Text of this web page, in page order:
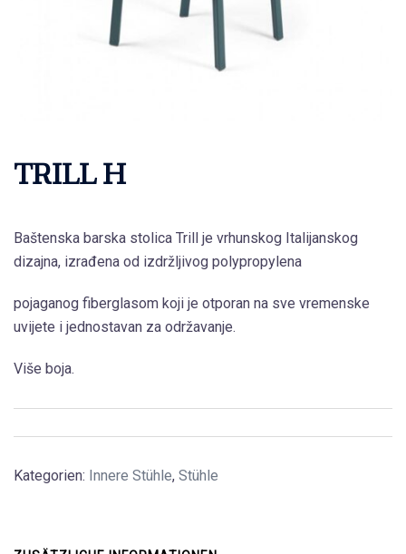
TRILL H
Baštenska barska stolica Trill je vrhunskog Italijanskog
dizajna, izrađena od izdržljivog polypropylena
pojaganog fiberglasom koji je otporan na sve vremenske
uvijete i jednostavan za održavanje.
Više boja.
Kategorien: Innere Stühle, Stühle